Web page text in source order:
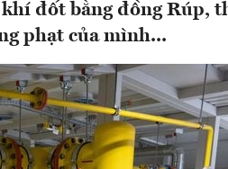
đốt bằng đồng Rúp,
phạt của mình...